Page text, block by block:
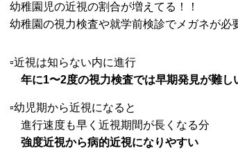
幼稚園児の近視の割合が増えてる！！
幼稚園の視力検査や就学前検診でメガネが必
▫️近視は知らない内に進行
年に1〜2度の視力検査では早期発見が難し
▫️幼児期から近視になると
進行速度も早く近視期間が長くなる分
強度近視から病的近視になりやすい